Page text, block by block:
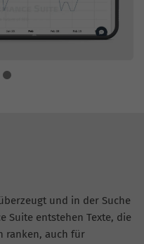
und in der Suche
Suite entstehen Texte, die
ranken, auch für